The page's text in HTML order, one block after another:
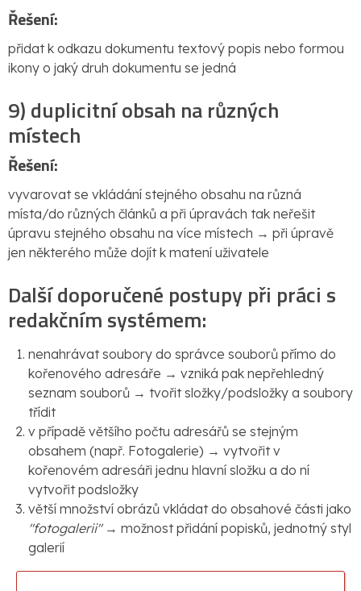
Řešení:
přidat k odkazu dokumentu textový popis nebo formou
ikony o jaký druh dokumentu se jedná
9) duplicitní obsah na různých
místech
Řešení:
vyvarovat se vkládání stejného obsahu na různá
místa/do různých článků a při úpravách tak neřešit
úpravu stejného obsahu na více místech → při úpravě
jen některého může dojít k matení uživatele
Další doporučené postupy při práci s
redakčním systémem:
nenahrávat soubory do správce souborů přímo do
kořenového adresáře → vzniká pak nepřehledný
seznam souborů → tvořit složky/podsložky a soubory
třídit
v případě většího počtu adresářů se stejným
obsahem (např. Fotogalerie) → vytvořit v
kořenovém adresáři jednu hlavní složku a do ní
vytvořit podsložky
větší množství obrázů vkládat do obsahové části jako
"fotogalerii"→ možnost přidání popisků, jednotný styl
galerií